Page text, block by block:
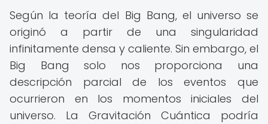
Según la teoría del Big Bang, el universo se
originó a partir de una singularidad
infinitamente densa y caliente. Sin embargo, el
Big Bang solo nos proporciona una
descripción parcial de los eventos que
ocurrieron en los momentos iniciales del
universo. La Gravitación Cuántica podría